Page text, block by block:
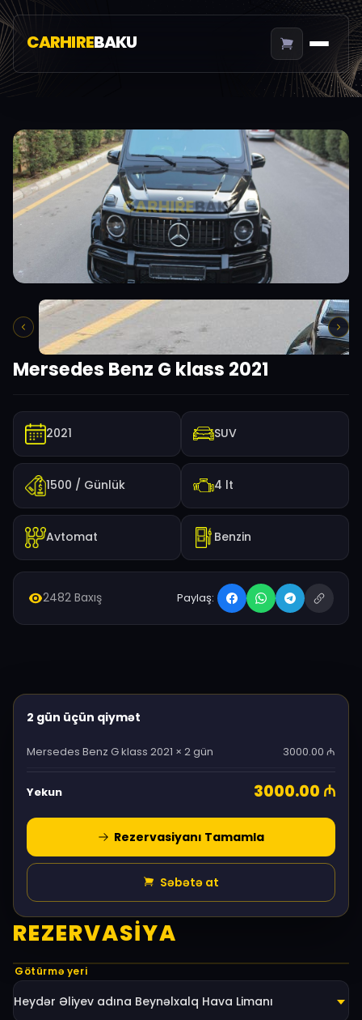
CARHIREBAKU
Mersedes Benz G klass 2021
2021 SUV
1500 / Günlük 4 lt
Avtomat Benzin
2482 Baxış Paylaş:
REZERVASIYA
Götürmə yeri
Heydər Əliyev adına Beynəlxalq Hava Limanı
2 gün üçün qiymət
Mersedes Benz G klass 2021 × 2 gün 3000.00 ₼
Yekun 3000.00 ₼
Rezervasiyanı Tamamla
Səbətə at